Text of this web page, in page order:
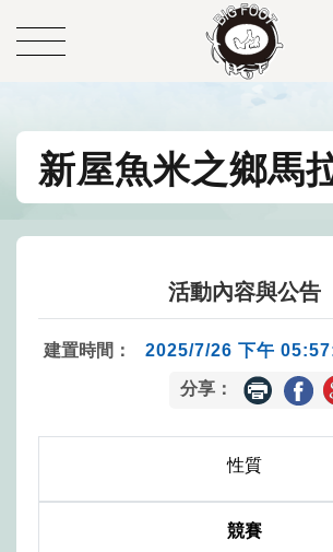
新屋魚米之鄉馬
活動內容與公告
建置時間： 2025/7/26 下午
分享：
性質
競賽